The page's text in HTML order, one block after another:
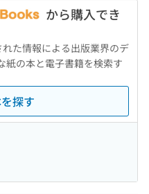
から購入でき
た情報による出版業界のデ
紙の本と電子書籍を検索す
探す